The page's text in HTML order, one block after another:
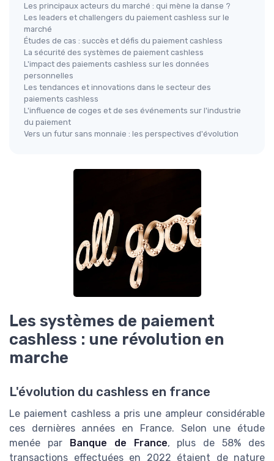
Les principaux acteurs du marché : qui mène la danse ?
Les leaders et challengers du paiement cashless sur le
marché
Études de cas : succès et défis du paiement cashless
La sécurité des systèmes de paiement cashless
L'impact des paiements cashless sur les données
personnelles
Les tendances et innovations dans le secteur des
paiements cashless
L'influence de coges et de ses événements sur l'industrie
du paiement
Vers un futur sans monnaie : les perspectives d'évolution
Les systèmes de paiement
cashless : une révolution en
marche
L'évolution du cashless en france
Le paiement cashless a pris une ampleur considérable
ces dernières années en France. Selon une étude
menée par Banque de France, plus de 58% des
transactions effectuées en 2022 étaient de nature